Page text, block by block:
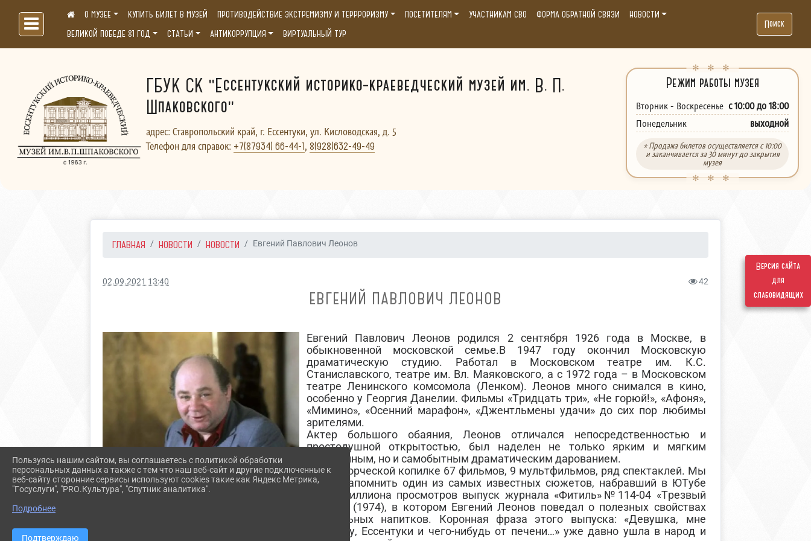
Версия сайта
для
слабовидящих
Больше, чем музей...О МУЗЕЕ КУПИТЬ БИЛЕТ В МУЗЕЙ ПРОТИВОДЕЙСТВИЕ ЭКСТРЕМИЗМУ И ТЕРРРОРИЗМУ ПОСЕТИТЕЛЯМ УЧАСТНИКАМ СВО ФОРМА ОБРАТНОЙ СВЯЗИ
НОВОСТИ
ВЕЛИКОЙ ПОБЕДЕ 81 ГОД
СТАТЬИ АНТИКОРРУПЦИЯ ВИРТУАЛЬНЫЙ ТУР
Поиск
ГБУК СК "Ессентукский историко-краеведческий музей им. В. П.
Шпаковского"
адрес: Ставропольский край, г. Ессентуки, ул. Кисловодская, д. 5
Телефон для справок: +7(87934) 66-44-1, 8(928)632-49-49
Режим работы музея
Вторник - Воскресенье с 10:00 до 18:00
Понедельник выходной
* Продажа билетов осуществляется с 10:00
и заканчивается за 30 минут до закрытия
музея
ГЛАВНАЯ НОВОСТИ НОВОСТИ Евгений Павлович Леонов
02.09.2021 13:40 42
ЕВГЕНИЙ ПАВЛОВИЧ ЛЕОНОВ
Евгений Павлович Леонов родился 2 сентября 1926 года в Москве, в
обыкновенной московской семье.В 1947 году окончил Московскую
драматическую студию. Работал в Московском театре им. К.С.
Станиславского, театре им. Вл. Маяковского, а с 1972 года – в Московском
театре Ленинского комсомола (Ленком). Леонов много снимался в кино,
особенно у Георгия Данелии. Фильмы «Тридцать три», «Не горюй!», «Афоня»,
«Мимино», «Осенний марафон», «Джентльмены удачи» до сих пор любимы
зрителями.
Актер большого обаяния, Леонов отличался непосредственностью и
простодушной открытостью, был наделен не только ярким и мягким
комедийным, но и самобытным драматическим дарованием.
В его творческой копилке 67 фильмов, 9 мультфильмов, ряд спектаклей. Мы
хотим напомнить один из самых известных сюжетов, набравший в ЮТубе
более миллиона просмотров выпуск журнала «Фитиль»№114-04 «Трезвый
подход» (1974), в котором Евгений Леонов поведал о полезных свойствах
алкогольных напитков. Коронная фраза этого выпуска: «Девушка, мне
валидолу, Ессентуки и чего-нибудь от печени…» уже давно ушла в народ и
Пользуясь нашим сайтом, вы соглашаетесь с политикой обработки
персональных данных а также с тем что наш веб-сайт и другие подключенные к
веб-сайту сторонние сервисы используют cookies такие как Яндекс Метрика,
"Госуслуги", "PRO.Культура", "Спутник аналитика".
Подробнее
Подтверждаю